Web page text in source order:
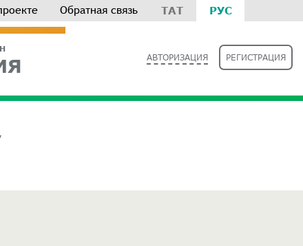
ТАТ РУС
Обратная связь
АВТОРИЗАЦИЯ РЕГИСТРАЦИЯ